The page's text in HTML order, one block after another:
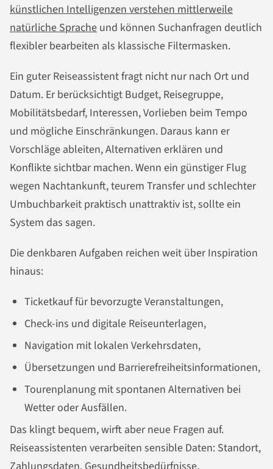
künstlichen Intelligenzen verstehen mittlerweile
natürliche Sprache und können Suchanfragen deutlich
flexibler bearbeiten als klassische Filtermasken.
Ein guter Reiseassistent fragt nicht nur nach Ort und
Datum. Er berücksichtigt Budget, Reisegruppe,
Mobilitätsbedarf, Interessen, Vorlieben beim Tempo
und mögliche Einschränkungen. Daraus kann er
Vorschläge ableiten, Alternativen erklären und
Konflikte sichtbar machen. Wenn ein günstiger Flug
wegen Nachtankunft, teurem Transfer und schlechter
Umbuchbarkeit praktisch unattraktiv ist, sollte ein
System das sagen.
Die denkbaren Aufgaben reichen weit über Inspiration
hinaus:
Ticketkauf für bevorzugte Veranstaltungen,
Check-ins und digitale Reiseunterlagen,
Navigation mit lokalen Verkehrsdaten,
Übersetzungen und Barrierefreiheitsinformationen,
Tourenplanung mit spontanen Alternativen bei
Wetter oder Ausfällen.
Das klingt bequem, wirft aber neue Fragen auf.
Reiseassistenten verarbeiten sensible Daten: Standort,